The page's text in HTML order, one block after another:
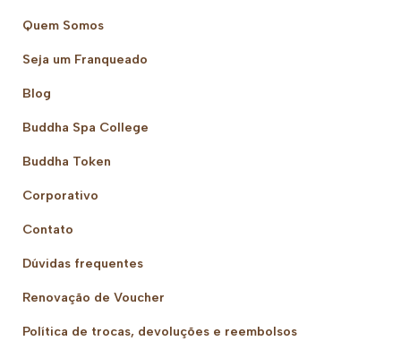
Quem Somos
Seja um Franqueado
Blog
Buddha Spa College
Buddha Token
Corporativo
Contato
Dúvidas frequentes
Renovação de Voucher
Política de trocas, devoluções e reembolsos